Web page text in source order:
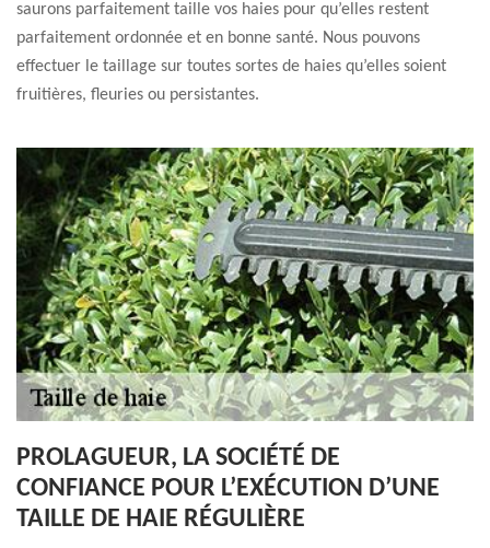
saurons parfaitement taille vos haies pour qu’elles restent
parfaitement ordonnée et en bonne santé. Nous pouvons
effectuer le taillage sur toutes sortes de haies qu’elles soient
fruitières, fleuries ou persistantes.
PROLAGUEUR, LA SOCIÉTÉ DE
CONFIANCE POUR L’EXÉCUTION D’UNE
TAILLE DE HAIE RÉGULIÈRE